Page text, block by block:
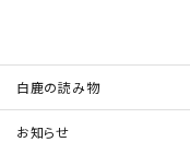
白鹿の読み物
お知らせ